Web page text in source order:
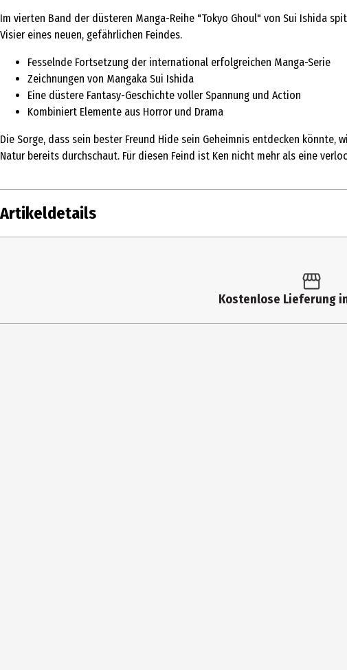
Im vierten Band der düsteren Manga-Reihe "Tokyo Ghoul" von Sui Ishida
Visier eines neuen, gefährlichen Feindes.
Fesselnde Fortsetzung der international erfolgreichen Manga-Serie
Zeichnungen von Mangaka Sui Ishida
Eine düstere Fantasy-Geschichte voller Spannung und Action
Kombiniert Elemente aus Horror und Drama
Die Sorge, dass sein bester Freund Hide sein Geheimnis entdecken
Natur bereits durchschaut. Für diesen Feind ist Ken nicht mehr als eine
Artikeldetails
Comics &
Kostenlose Lieferung